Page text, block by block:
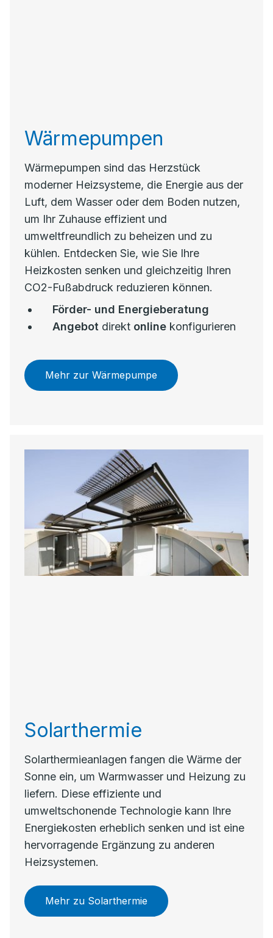
Wärmepumpen
Wärmepumpen sind das Herzstück
moderner Heizsysteme, die Energie aus der
Luft, dem Wasser oder dem Boden nutzen,
um Ihr Zuhause effizient und
umweltfreundlich zu beheizen und zu
kühlen. Entdecken Sie, wie Sie Ihre
Heizkosten senken und gleichzeitig Ihren
CO2-Fußabdruck reduzieren können.
Förder- und Energieberatung
Angebot direkt online konfigurieren
Mehr zur Wärmepumpe
Solarthermie
Solarthermieanlagen fangen die Wärme der
Sonne ein, um Warmwasser und Heizung zu
liefern. Diese effiziente und
umweltschonende Technologie kann Ihre
Energiekosten erheblich senken und ist eine
hervorragende Ergänzung zu anderen
Heizsystemen.
Mehr zu Solarthermie